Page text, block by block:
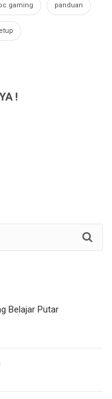
gaming panduan
!
Belajar Putar